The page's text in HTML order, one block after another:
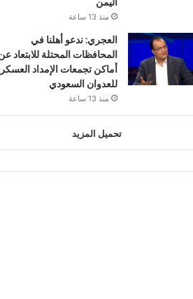
منذ 13 ساعة
العجري: ندعو أهلنا في
المحافظات المحتلة للابتعاد
أماكن تجمعات الإمداد
للعدوان السعودي
منذ 13 ساعة
تحميل المزيد